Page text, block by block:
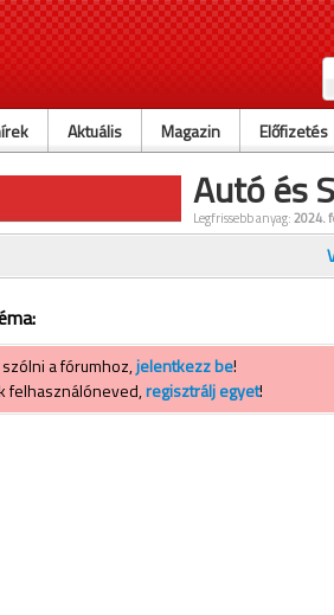
Aktuális Magazin Előfizetés
Autó és
Legfrissebb anyag:2024.
a fórumhoz,jelentkezz be!
felhasználóneved,regisztrálj egyet!